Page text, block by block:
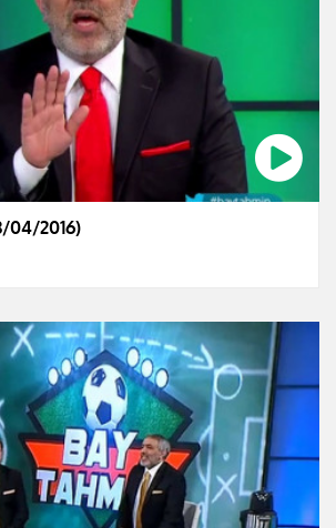
04/2016)